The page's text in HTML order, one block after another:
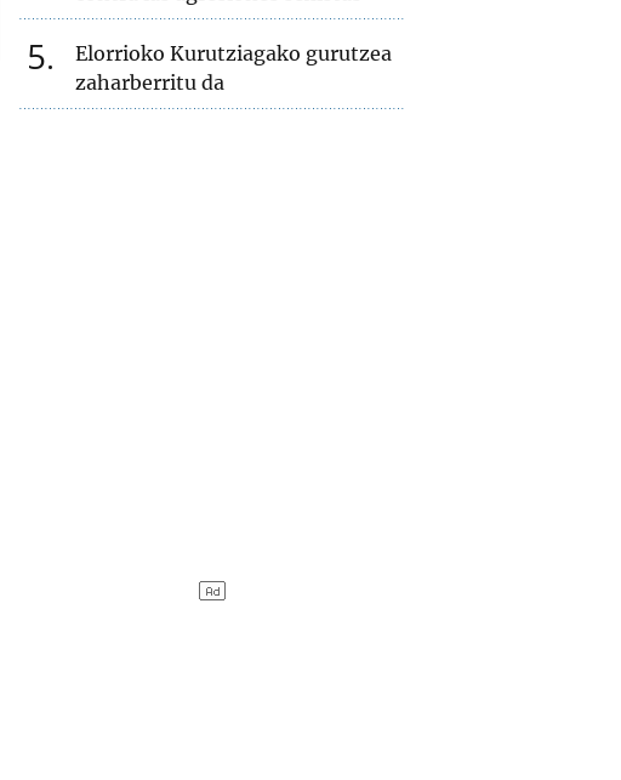
5
Elorrioko Kurutziagako gurutzea
zaharberritu da